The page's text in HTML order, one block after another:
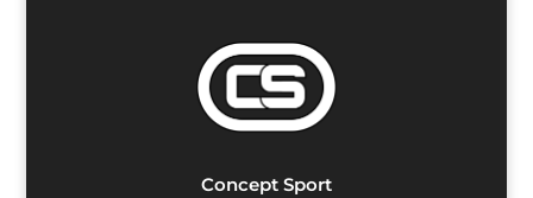
Concept Sport